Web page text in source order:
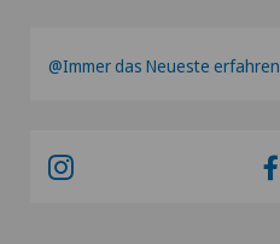
@Immer das Neueste erfahren